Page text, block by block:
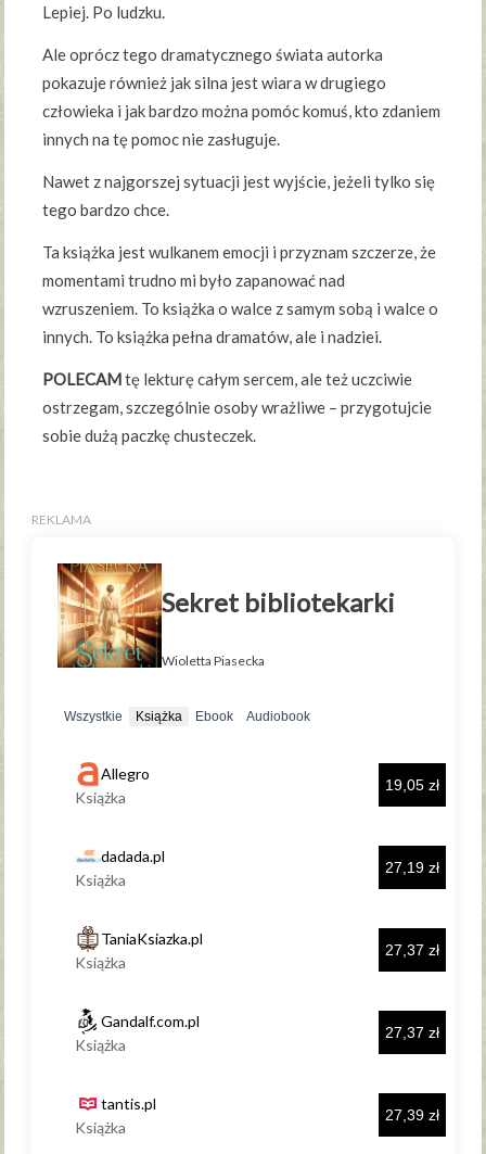
Lepiej. Po ludzku.
Ale oprócz tego dramatycznego świata autorka
pokazuje również jak silna jest wiara w drugiego
człowieka i jak bardzo można pomóc komuś, kto zdaniem
innych na tę pomoc nie zasługuje.
Nawet z najgorszej sytuacji jest wyjście, jeżeli tylko się
tego bardzo chce.
Ta książka jest wulkanem emocji i przyznam szczerze, że
momentami trudno mi było zapanować nad
wzruszeniem. To książka o walce z samym sobą i walce o
innych. To książka pełna dramatów, ale i nadziei.
POLECAMtę lekturę całym sercem, ale też uczciwie
ostrzegam, szczególnie osoby wrażliwe – przygotujcie
sobie dużą paczkę chusteczek.